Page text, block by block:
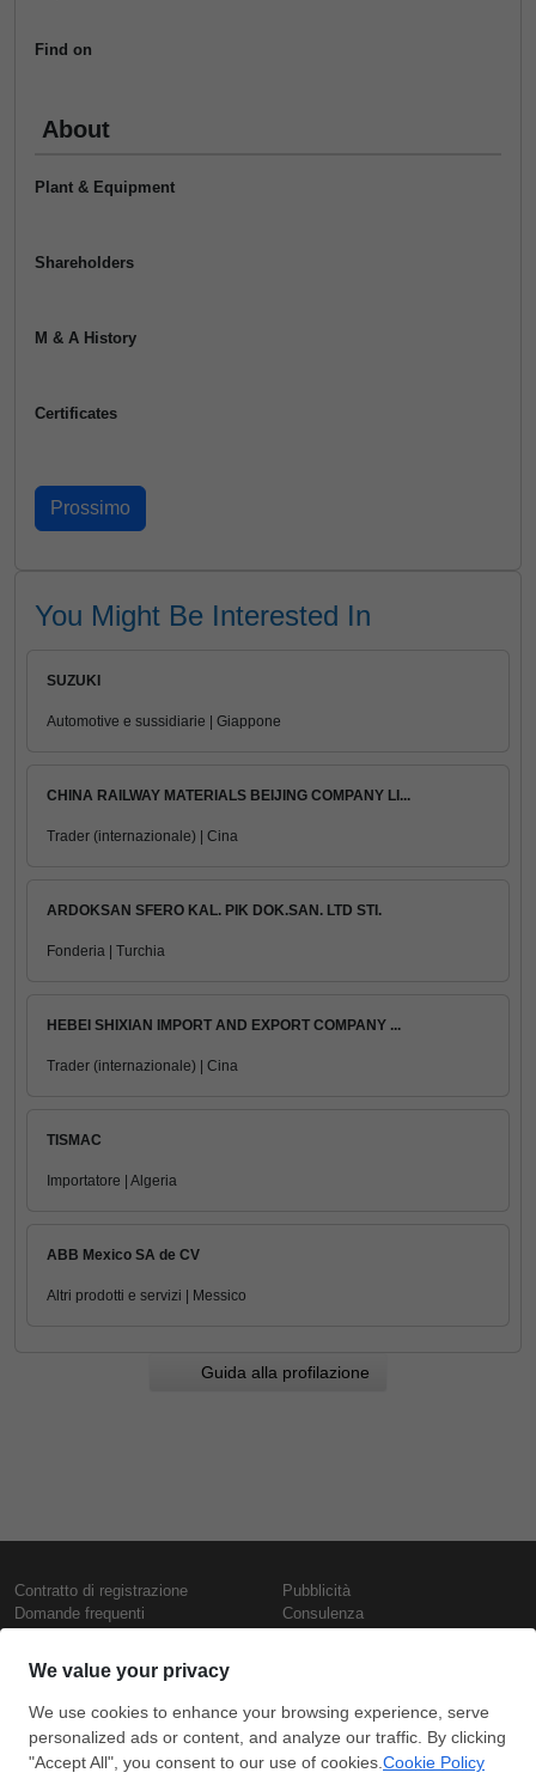
Find on
About
Plant & Equipment
Shareholders
M & A History
Certificates
You Might Be Interested In
SUZUKI
Automotive e sussidiarie | Giappone
CHINA RAILWAY MATERIALS BEIJING COMPANY LI...
Trader (internazionale) | Cina
ARDOKSAN SFERO KAL. PIK DOK.SAN. LTD STI.
Fonderia | Turchia
HEBEI SHIXIAN IMPORT AND EXPORT COMPANY ...
Trader (internazionale) | Cina
TISMAC
Importatore | Algeria
ABB Mexico SA de CV
Altri prodotti e servizi | Messico
Guida alla profilazione
Contratto di registrazione
Domande frequenti
Presentazione
Contattaci
Termini di utilizzo
Politica di riservatezza
Pubblicità
Consulenza